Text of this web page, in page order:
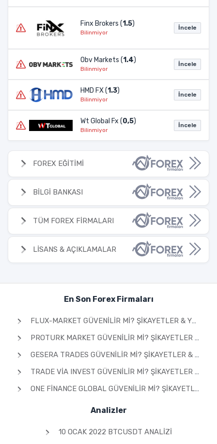
Finx Brokers (1.5)
Bilinmiyor
İncele
Obv Markets (1.4)
Bilinmiyor
İncele
HMD FX (1.3)
Bilinmiyor
İncele
Wt Global Fx (0,5)
Bilinmiyor
İncele
FOREX EĞİTİMİ
BİLGİ BANKASI
TÜM FOREX FİRMALARI
LİSANS & AÇIKLAMALAR
En Son Forex Firmaları
FLUX-MARKET GÜVENILIR MI? ŞIKAYETLER & YORUMLAR 2026
PROTURK MARKET GÜVENILIR MI? ŞIKAYETLER & YORUMLAR 2026
GESERA TRADES GÜVENILIR MI? ŞIKAYETLER & YORUMLAR 2026
TRADE VIA INVEST GÜVENILIR MI? ŞIKAYETLER & YORUMLAR 2026
ONE FINANCE GLOBAL GÜVENILIR MI? ŞIKAYETLER & YORUMLAR 2026
Analizler
10 OCAK 2022 BTCUSDT ANALIZI